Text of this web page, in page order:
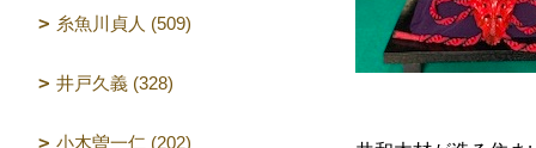
糸魚川貞人 (509)
井戸久義 (328)
小木曽一仁 (202)